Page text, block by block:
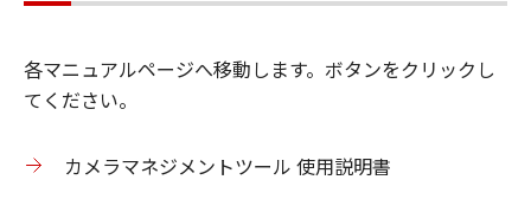
各マニュアルページへ移動します。ボタンをクリックし
てください。
カメラマネジメントツール 使用説明書